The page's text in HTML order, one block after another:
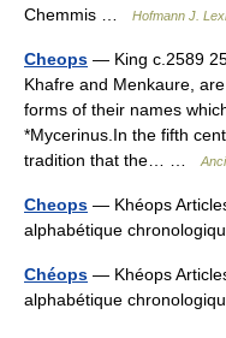
Chemmis …
Hofmann J.
Cheops — King c.2589
Khafre and Menkaure,
forms of their names
*Mycerinus.In the fifth
tradition that the… …
Cheops — Khéops
alphabétique
Chéops — Khéops
alphabétique